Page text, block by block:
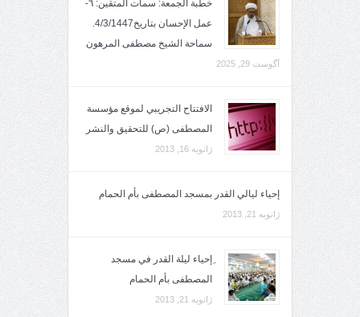
خطبة الجمعة: سمات المتقين: ٦-
عمل الإحسان بتاريخ4/3/1447.
سماحة الشيخ مصطفى المرهون
آگوست 29, 2025
الافتتاح التجريبي لموقع مؤسسة
المصطفى (ص) للتحقيق والنشر
ژانویه 16, 2013
إحياء ليالي القدر بمسجد المصطفى بأم الحمام
ژانویه 21, 2013
ِإحياء ليلة القدر في مسجد
المصطفى بأم الحمام
ژانویه 21, 2013